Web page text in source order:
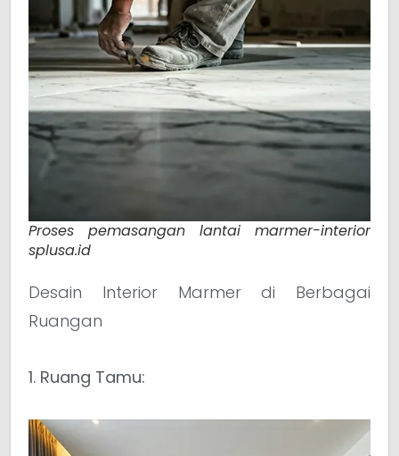
Proses pemasangan lantai marmer-interior
splusa.id
Desain Interior Marmer di Berbagai
Ruangan
1. Ruang Tamu: